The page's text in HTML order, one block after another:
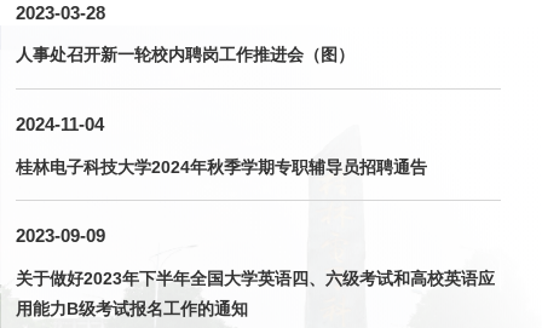
2023-03-28
人事处召开新一轮校内聘岗工作推进会（图）
2024-11-04
桂林电子科技大学2024年秋季学期专职辅导员招聘通告
2023-09-09
关于做好2023年下半年全国大学英语四、六级考试和高校英语应
用能力B级考试报名工作的通知